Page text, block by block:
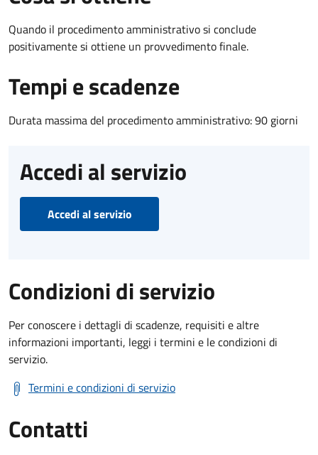
Quando il procedimento amministrativo si conclude
positivamente si ottiene un provvedimento finale.
Tempi e scadenze
Durata massima del procedimento amministrativo: 90 giorni
Accedi al servizio
Accedi al servizio
Condizioni di servizio
Per conoscere i dettagli di scadenze, requisiti e altre
informazioni importanti, leggi i termini e le condizioni di
servizio.
Termini e condizioni di servizio
Contatti